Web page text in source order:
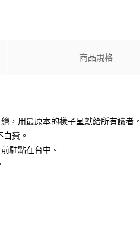
商品規格
，用最原本的樣子呈獻給所有讀者。
費。
駐點在台中。